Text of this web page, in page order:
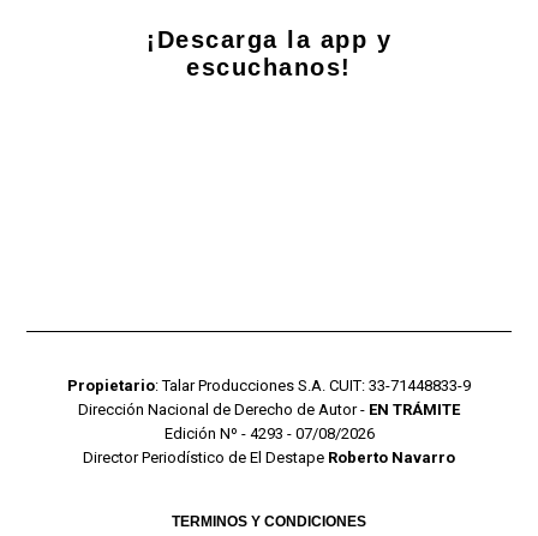
¡Descarga la app y
escuchanos!
Propietario: Talar Producciones S.A. CUIT: 33-71448833-9
Dirección Nacional de Derecho de Autor - EN TRÁMITE
Edición Nº - 4293 - 07/08/2026
Director Periodístico de El Destape Roberto Navarro
TERMINOS Y CONDICIONES